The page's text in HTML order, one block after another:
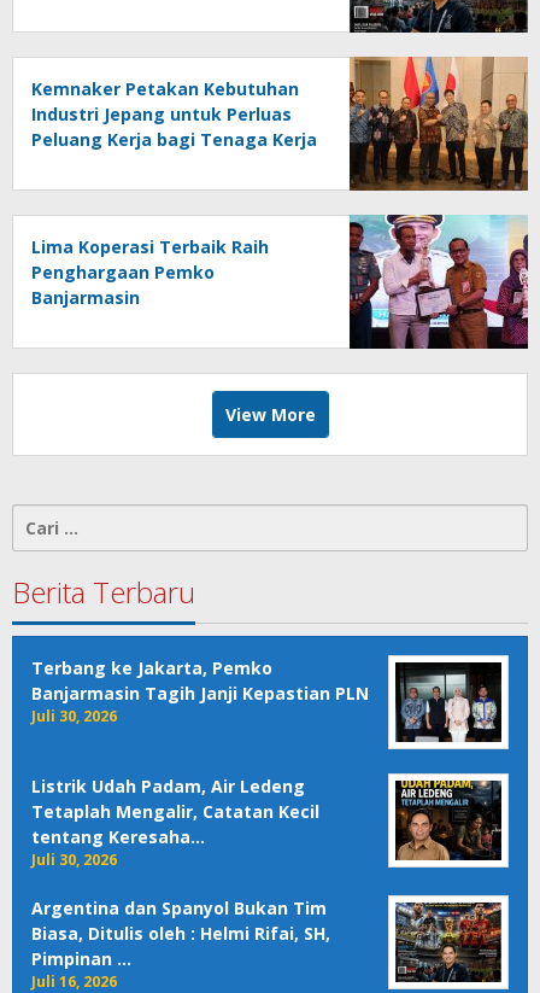
Kemnaker Petakan Kebutuhan
Industri Jepang untuk Perluas
Peluang Kerja bagi Tenaga Kerja
Lima Koperasi Terbaik Raih
Penghargaan Pemko
Banjarmasin
View More
Cari
untuk:
Berita Terbaru
Terbang ke Jakarta, Pemko
Banjarmasin Tagih Janji Kepastian PLN
Juli 30, 2026
Listrik Udah Padam, Air Ledeng
Tetaplah Mengalir, Catatan Kecil
tentang Keresaha…
Juli 30, 2026
Argentina dan Spanyol Bukan Tim
Biasa, Ditulis oleh : Helmi Rifai, SH,
Pimpinan …
Juli 16, 2026